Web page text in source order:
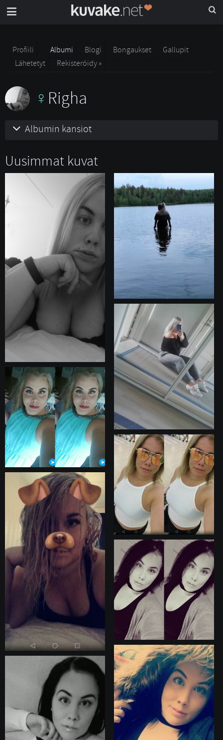
Profiili Albumi Blogi Bongaukset
Gallupit
Lähetetyt
Rekisteröidy »
Righa
Albumin kansiot
Uusimmat kuvat